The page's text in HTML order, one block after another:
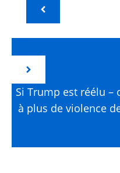
Si Trump est réélu –
à plus de violence